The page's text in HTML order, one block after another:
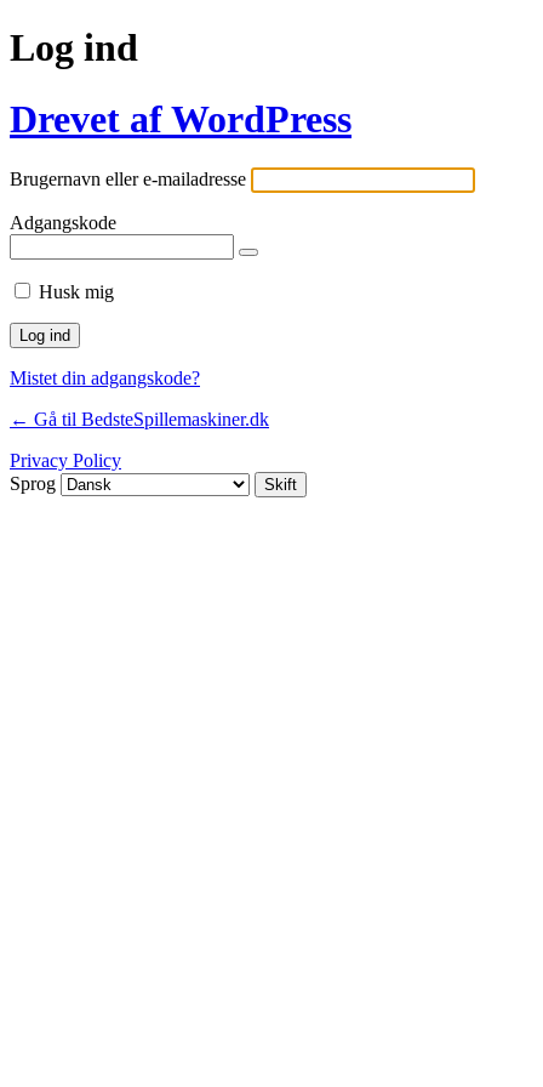
Log ind
Drevet af WordPress
Brugernavn eller e-mailadresse
Adgangskode
Husk mig
Mistet din adgangskode?
← Gå til BedsteSpillemaskiner.dk
Privacy Policy
Sprog